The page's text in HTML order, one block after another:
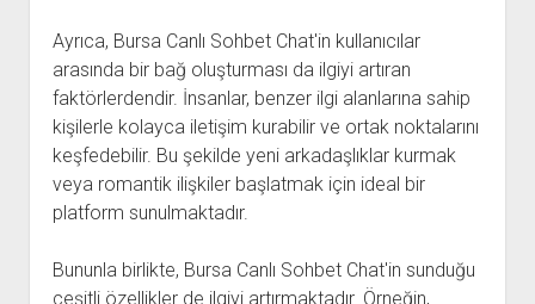
Ayrıca, Bursa Canlı Sohbet Chat'in kullanıcılar
arasında bir bağ oluşturması da ilgiyi artıran
faktörlerdendir. İnsanlar, benzer ilgi alanlarına sahip
kişilerle kolayca iletişim kurabilir ve ortak noktalarını
keşfedebilir. Bu şekilde yeni arkadaşlıklar kurmak
veya romantik ilişkiler başlatmak için ideal bir
platform sunulmaktadır.
Bununla birlikte, Bursa Canlı Sohbet Chat'in sunduğu
çeşitli özellikler de ilgiyi artırmaktadır. Örneğin,